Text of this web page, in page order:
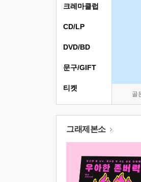
골
크레마클럽
CD/LP
DVD/BD
문구/GIFT
티켓
그래제본소